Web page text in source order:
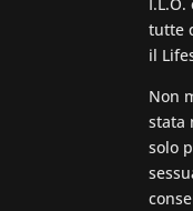
tutte
il
Non
stata
solo